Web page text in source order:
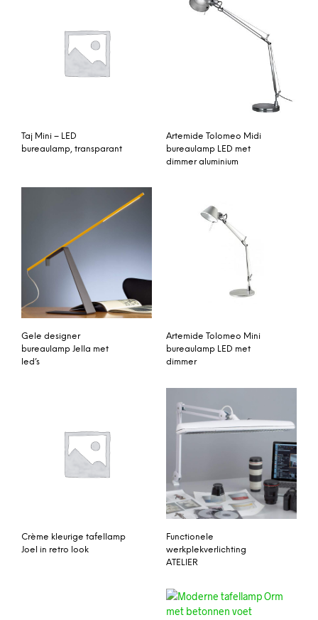
Taj Mini – LED
bureaulamp, transparant
Artemide Tolomeo Midi
bureaulamp LED met
dimmer aluminium
Gele designer
bureaulamp Jella met
led’s
Artemide Tolomeo Mini
bureaulamp LED met
dimmer
Crème kleurige tafellamp
Joel in retro look
Functionele
werkplekverlichting
ATELIER